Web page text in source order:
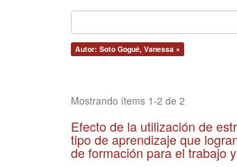
Autor: Soto Gogué, Vanessa ×
Mostrando ítems 1-2 de 2
Efecto de la utilización de
tipo de aprendizaje que
de formación para el trabajo